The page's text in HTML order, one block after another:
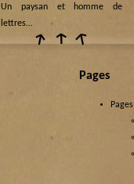
Un paysan et homme de
lettres…
Pages
Pages